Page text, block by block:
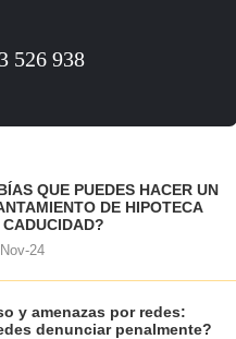
526 938
QUE PUEDES HACER UN
DE HIPOTECA
CADUCIDAD?
24
y amenazas por redes:
denunciar penalmente?